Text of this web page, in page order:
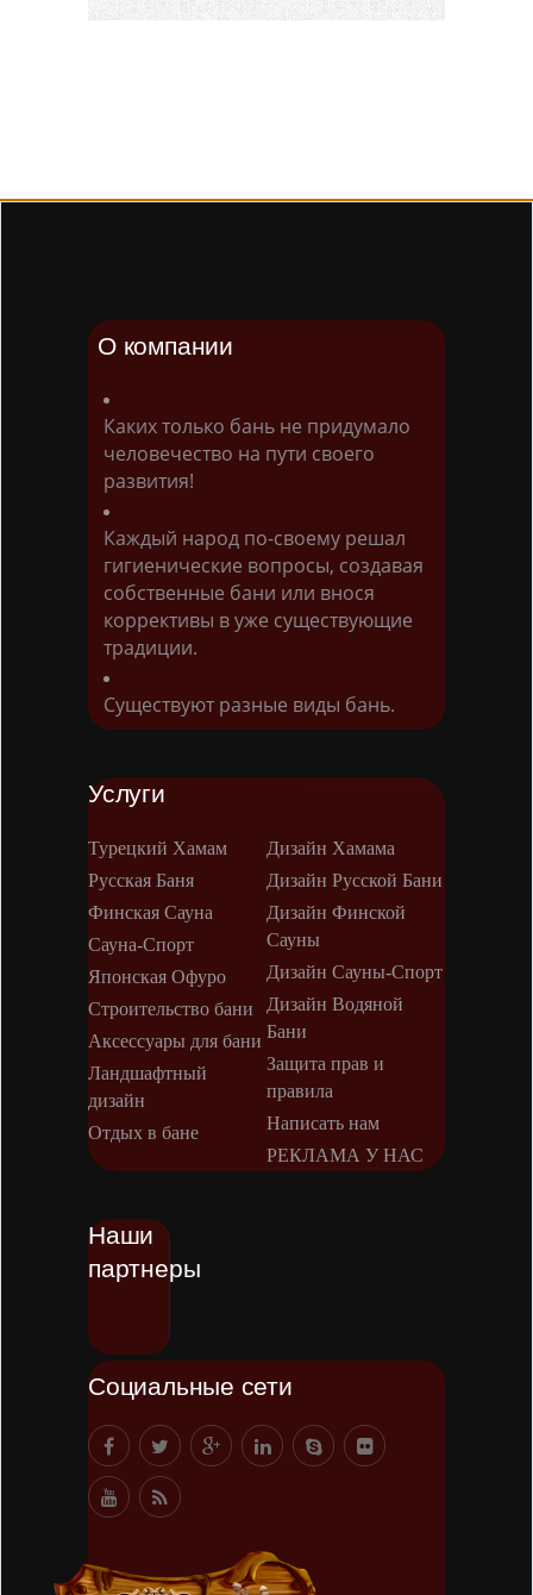
О компании
Каких только бань не придумало
человечество на пути своего
развития!
Каждый народ по-своему решал
гигиенические вопросы, создавая
собственные бани или внося
коррективы в уже существующие
традиции.
Существуют разные виды бань.
Услуги
Турецкий Хамам
Русская Баня
Финская Сауна
Сауна-Спорт
Японская Офуро
Строительство бани
Аксессуары для бани
Ландшафтный
дизайн
Отдых в бане
Дизайн Хамама
Дизайн Русской Бани
Дизайн Финской
Сауны
Дизайн Сауны-Спорт
Дизайн Водяной
Бани
Защита прав и
правила
Написать нам
РЕКЛАМА У НАС
Наши
партнеры
Социальные сети